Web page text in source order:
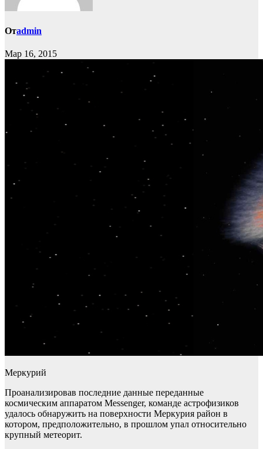
Отadmin
Мар 16, 2015
Меркурий
Проанализировав последние данные переданные
космическим аппаратом Messenger, команде астрофизиков
удалось обнаружить на поверхности Меркурия район в
котором, предположительно, в прошлом упал относительно
крупный метеорит.